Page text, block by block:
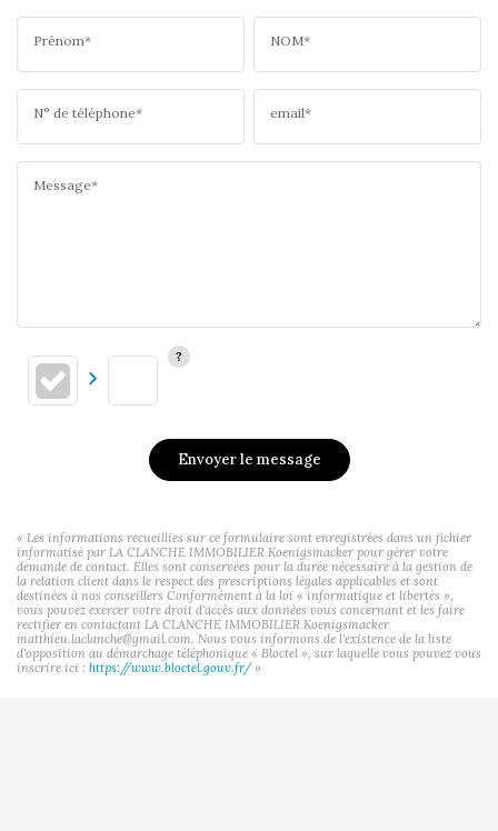
Prénom* NOM*
N° de téléphone* email*
Message*
Envoyer le message
« Les informations recueillies sur ce formulaire sont enregistrées dans un fichier
informatisé par LA CLANCHE IMMOBILIER Koenigsmacker pour gérer votre
demande de contact. Elles sont conservées pour la durée nécessaire à la gestion de
la relation client dans le respect des prescriptions légales applicables et sont
destinées à nos conseillers Conformément à la loi « informatique et libertés »,
vous pouvez exercer votre droit d'accès aux données vous concernant et les faire
rectifier en contactant LA CLANCHE IMMOBILIER Koenigsmacker
matthieu.laclanche@gmail.com. Nous vous informons de l'existence de la liste
d'opposition au démarchage téléphonique « Bloctel », sur laquelle vous pouvez vous
inscrire ici : https://www.bloctel.gouv.fr/»